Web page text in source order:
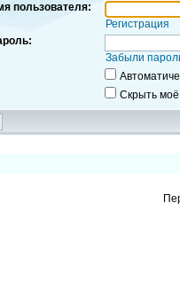
пользователя:
Регистрация
Забыли
Скрыть